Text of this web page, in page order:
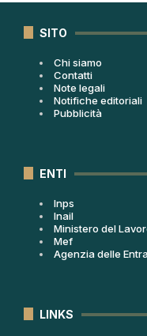
SITO
Chi siamo
Contatti
Note legali
Notifiche editoriali
Pubblicità
ENTI
Inps
Inail
Ministero del
Mef
Agenzia delle
LINKS